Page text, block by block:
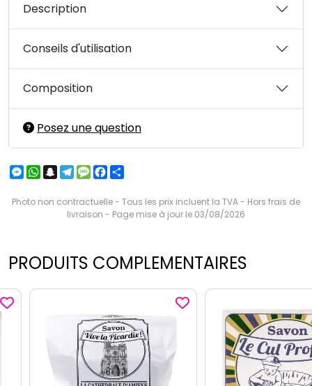
Description
Conseils d'utilisation
Composition
Posez une question
Messenger
WhatsApp
Snapchat
Telegram
MessageFacebook
Photo non contractuelle - Tous les prix incluent la TVA - Hors frais de
livraison - Page mise à jour le 03/08/2026
PRODUITS COMPLEMENTAIRES